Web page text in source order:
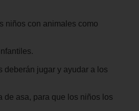
niños con animales como
deberán jugar y ayudar a los
de asa, para que los niños los